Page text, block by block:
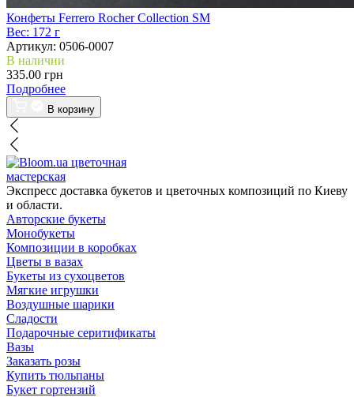
Конфеты Ferrero Rocher Collection SM
Вес: 172 г
Артикул: 0506-0007
В наличии
335.00 грн
Подробнее
В корзину
цветочная
мастерская
Экспресс доставка букетов и цветочных композиций по Киеву
и области.
Авторские букеты
Монобукеты
Композиции в коробках
Цветы в вазах
Букеты из сухоцветов
Мягкие игрушки
Воздушные шарики
Сладости
Подарочные серитификаты
Вазы
Заказать розы
Купить тюльпаны
Букет гортензий